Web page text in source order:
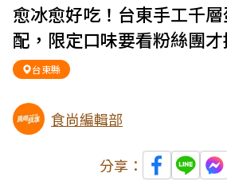
愈冰愈好吃！台東手工千
配，限定口味要看粉絲團
台東縣
食尚編輯部
分享：